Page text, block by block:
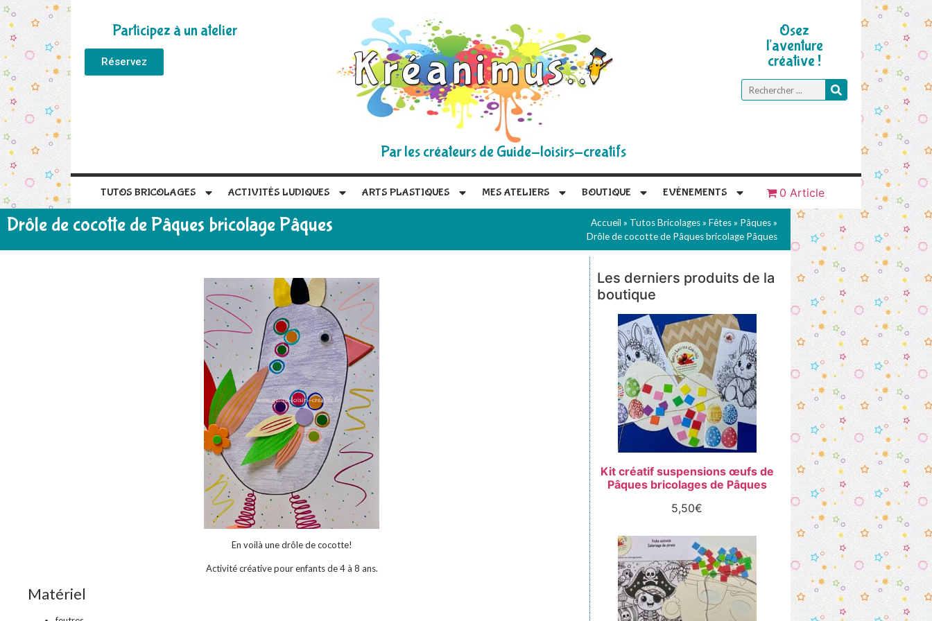
Participez à un atelier
Réservez
Par les créateurs de Guide-loisirs-creatifs
Osez
l'aventure
créative !
TUTOS BRICOLAGES ACTIVITÉS LUDIQUES ARTS PLASTIQUES MES ATELIERS BOUTIQUE EVÉNEMENTS 0 Article
Drôle de cocotte de Pâques bricolage Pâques Accueil » Tutos Bricolages» Fêtes» Pâques»
Drôle de cocotte de Pâques bricolage Pâques
En voilà une drôle de cocotte!
Activité créative pour enfants de 4 à 8 ans.
Matériel
Les derniers produits de la
boutique
Kit créatif suspensions œufs de
Pâques bricolages de Pâques
5,50€